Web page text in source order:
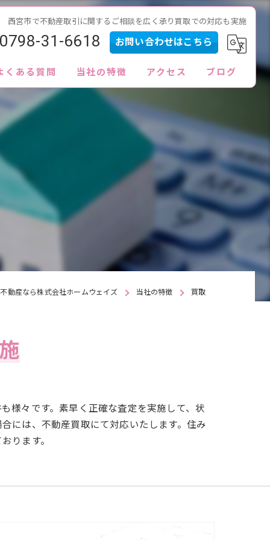
西宮市で不動産取引に関するご相談を広く承り買取での対応も実施
31-6618 お問い合わせはこちら
くある質問 当社の特徴
販売
アクセス ブログ
動産なら株式会社ホームウェイズ 当社の特徴 買取
様々です。素早く正確な査定を実施して、状
には、不動産買取にて対応いたします。住み
ります。